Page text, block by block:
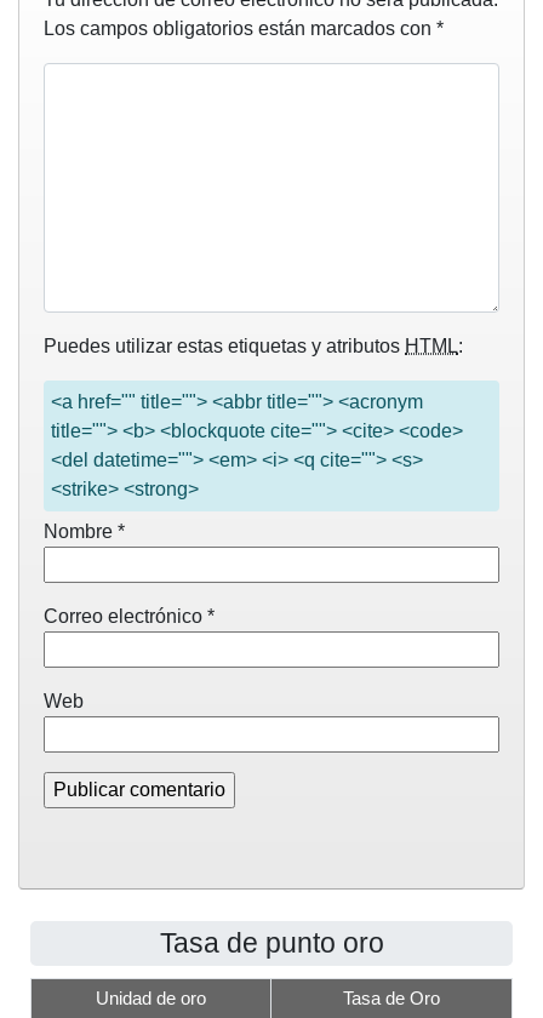
Los campos obligatorios están marcados con *
Puedes utilizar estas etiquetas y atributos HTML:
<a href="" title=""> <abbr title=""> <acronym
title=""> <b> <blockquote cite=""> <cite> <code>
<del datetime=""> <em> <i> <q cite=""> <s>
<strike> <strong>
Nombre *
Correo electrónico *
Web
Tasa de punto oro
Unidad de oro Tasa de Oro